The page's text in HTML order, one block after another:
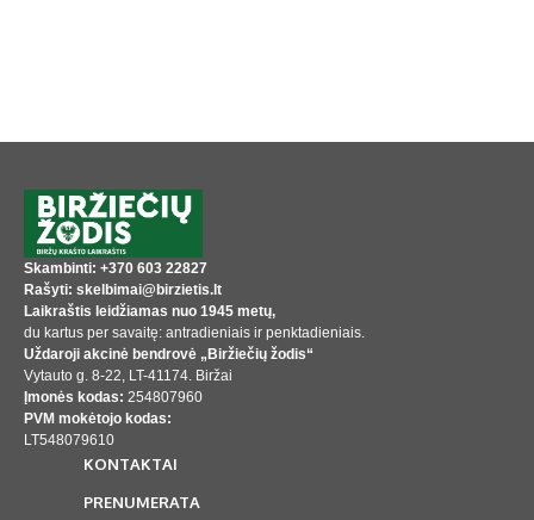
Skambinti: +370 603 22827
Rašyti: skelbimai@birzietis.lt
Laikraštis leidžiamas nuo 1945 metų,
du kartus per savaitę: antradieniais ir penktadieniais.
Uždaroji akcinė bendrovė „Biržiečių žodis“
Vytauto g. 8-22, LT-41174. Biržai
Įmonės kodas: 254807960
PVM mokėtojo kodas:
LT548079610
KONTAKTAI
PRENUMERATA